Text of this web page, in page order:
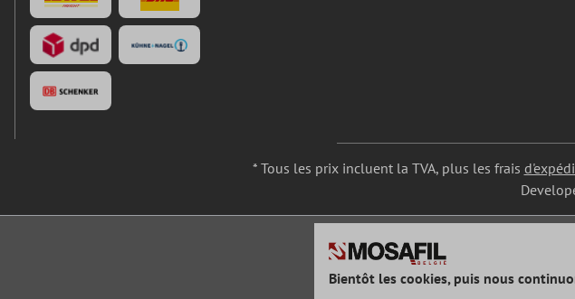
* Tous les prix incluent la TVA, plus les frais
Bientôt les cookies, puis nous